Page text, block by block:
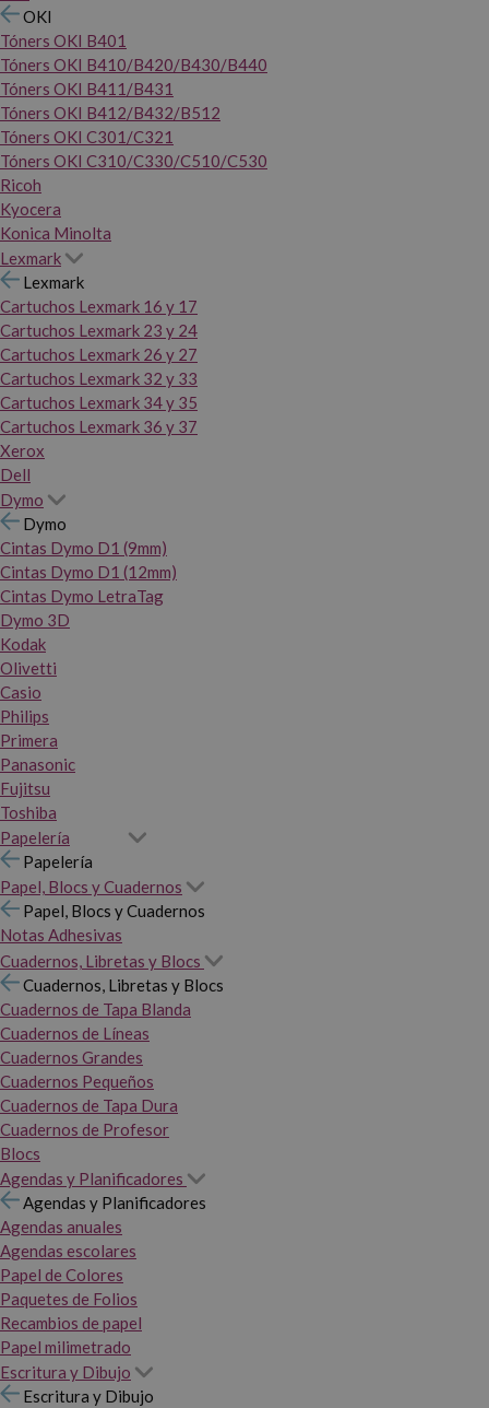
OKI
Tóners OKI B401
Tóners OKI B410/B420/B430/B440
Tóners OKI B411/B431
Tóners OKI B412/B432/B512
Tóners OKI C301/C321
Tóners OKI C310/C330/C510/C530
Ricoh
Kyocera
Konica Minolta
Lexmark
Lexmark
Cartuchos Lexmark 16 y 17
Cartuchos Lexmark 23 y 24
Cartuchos Lexmark 26 y 27
Cartuchos Lexmark 32 y 33
Cartuchos Lexmark 34 y 35
Cartuchos Lexmark 36 y 37
Xerox
Dell
Dymo
Dymo
Cintas Dymo D1 (9mm)
Cintas Dymo D1 (12mm)
Cintas Dymo LetraTag
Dymo 3D
Kodak
Olivetti
Casio
Philips
Primera
Panasonic
Fujitsu
Toshiba
Papelería
Papelería
Papel, Blocs y Cuadernos
Papel, Blocs y Cuadernos
Notas Adhesivas
Cuadernos, Libretas y Blocs
Cuadernos, Libretas y Blocs
Cuadernos de Tapa Blanda
Cuadernos de Líneas
Cuadernos Grandes
Cuadernos Pequeños
Cuadernos de Tapa Dura
Cuadernos de Profesor
Blocs
Agendas y Planificadores
Agendas y Planificadores
Agendas anuales
Agendas escolares
Papel de Colores
Paquetes de Folios
Recambios de papel
Papel milimetrado
Escritura y Dibujo
Escritura y Dibujo